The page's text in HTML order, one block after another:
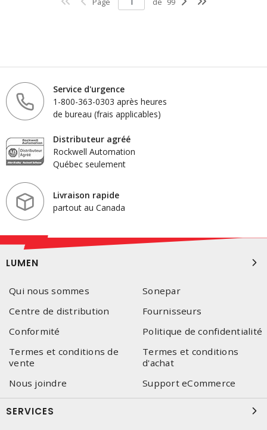
Service d'urgence
1-800-363-0303 après heures
de bureau (frais applicables)
Distributeur agréé
Rockwell Automation
Québec seulement
Livraison rapide
partout au Canada
LUMEN
Qui nous sommes
Sonepar
Centre de distribution
Fournisseurs
Conformité
Politique de confidentialité
Termes et conditions de
vente
Termes et conditions
d'achat
Nous joindre
Support eCommerce
SERVICES